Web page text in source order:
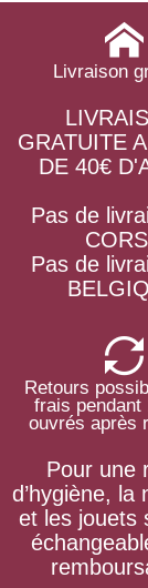
Livraison
GRATUITE
DE 40€
Pas de
Pas de
Retours
frais pendant
ouvrés après
Pour une
d’hygiène, la
et les jouets